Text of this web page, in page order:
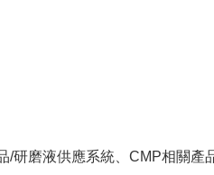
/研磨液供應系統、CMP相關產